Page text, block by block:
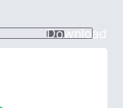
Download